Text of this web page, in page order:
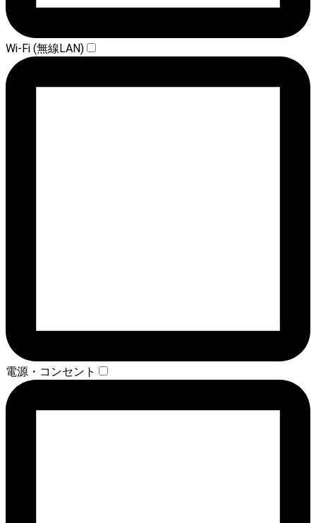
Wi-Fi (無線LAN)
電源・コンセント